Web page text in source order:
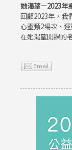
她渴望－2023年
回顧2023年，我
心靈類2場次、
在她渴望開課的